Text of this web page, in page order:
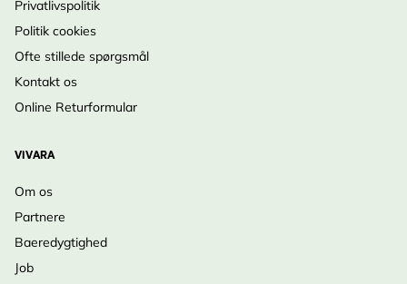
Privatlivspolitik
Politik cookies
Ofte stillede spørgsmål
Kontakt os
Online Returformular
VIVARA
Om os
Partnere
Baeredygtighed
Job